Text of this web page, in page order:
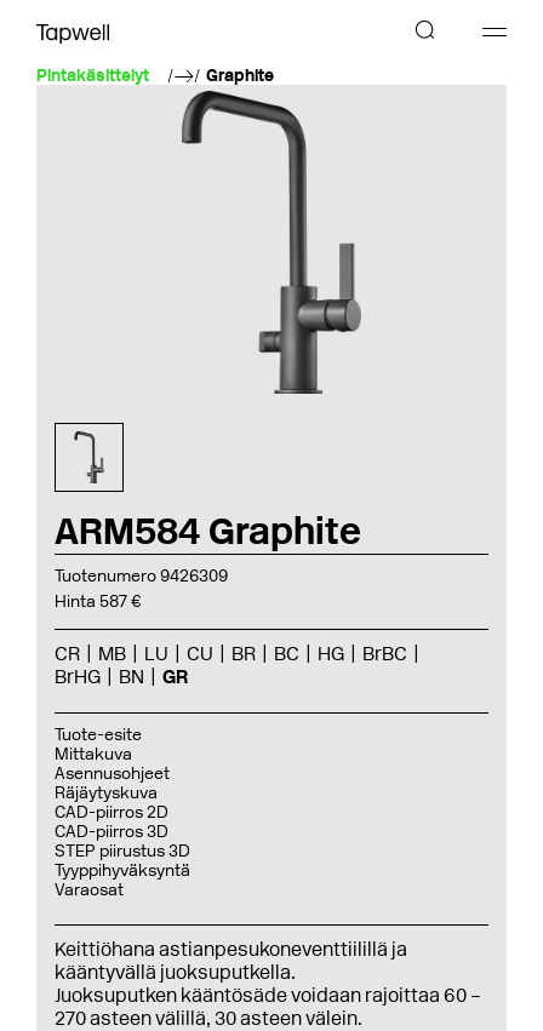
Pintakäsittelyt Graphite
ARM584 Graphite
Tuotenumero 9426309
Hinta 587 €
CR MB LU CU BR BC HG
BrBC
BrHG
BN GR
Tuote-esite
Mittakuva
Asennusohjeet
Räjäytyskuva
CAD-piirros 2D
CAD-piirros 3D
STEP piirustus 3D
Tyyppihyväksyntä
Varaosat
Keittiöhana astianpesukoneventtiilillä ja
kääntyvällä juoksuputkella.
Juoksuputken kääntösäde voidaan rajoittaa 60 –
270 asteen välillä, 30 asteen välein.